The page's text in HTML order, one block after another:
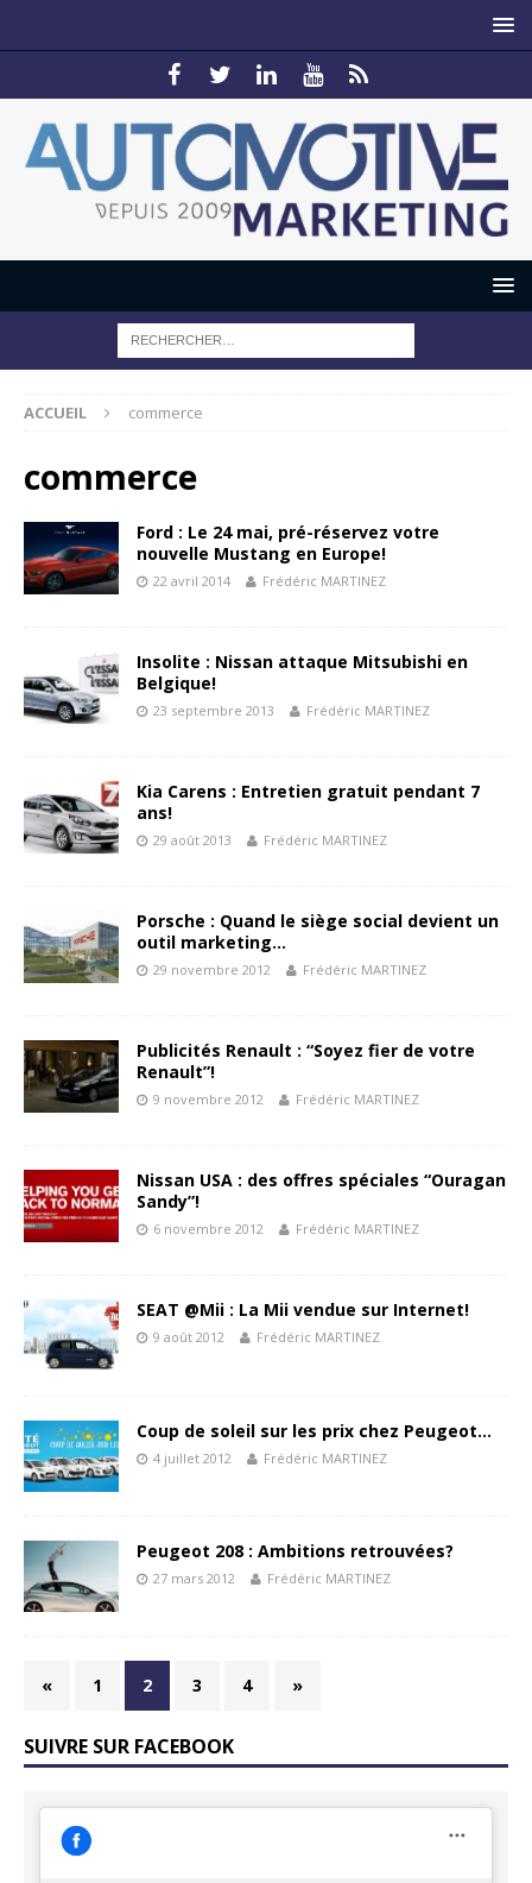
ACCUEIL commerce
commerce
Ford : Le 24 mai, pré-réservez votre
nouvelle Mustang en Europe!
22 avril 2014 Frédéric MARTINEZ
Insolite : Nissan attaque Mitsubishi en
Belgique!
23 septembre 2013 Frédéric MARTINEZ
Kia Carens : Entretien gratuit pendant 7
ans!
29 août 2013 Frédéric MARTINEZ
Porsche : Quand le siège social devient un
outil marketing…
29 novembre 2012 Frédéric MARTINEZ
Publicités Renault : “Soyez fier de votre
Renault”!
9 novembre 2012 Frédéric MARTINEZ
Nissan USA : des offres spéciales “Ouragan
Sandy”!
6 novembre 2012 Frédéric MARTINEZ
SEAT @Mii : La Mii vendue sur Internet!
9 août 2012 Frédéric MARTINEZ
Coup de soleil sur les prix chez Peugeot…
4 juillet 2012 Frédéric MARTINEZ
Peugeot 208 : Ambitions retrouvées?
27 mars 2012 Frédéric MARTINEZ
« 1 2 3 4 »
SUIVRE SUR FACEBOOK